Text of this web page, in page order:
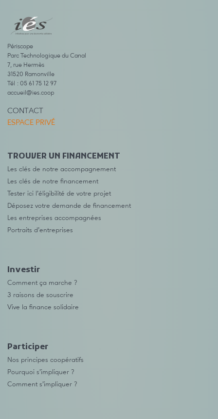
Périscope
Parc Technologique du Canal
7, rue Hermès
31520 Ramonville
Tél : 05 61 75 12 97
accueil@ies.coop
CONTACT
ESPACE PRIVÉ
TROUVER UN FINANCEMENT
Les clés de notre accompagnement
Les clés de notre financement
Tester ici l’éligibilité de votre projet
Déposez votre demande de financement
Les entreprises accompagnées
Portraits d’entreprises
Investir
Comment ça marche ?
3 raisons de souscrire
Vive la finance solidaire
Participer
Nos principes coopératifs
Pourquoi s’impliquer ?
Comment s’impliquer ?